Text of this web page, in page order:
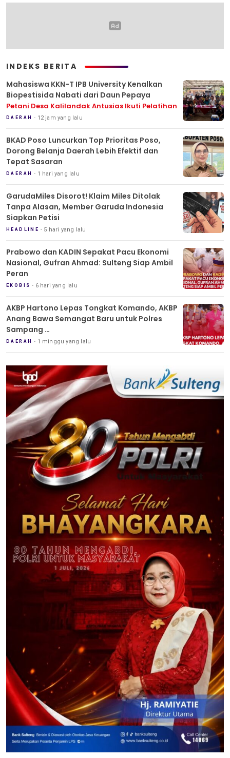
INDEKS BERITA
Mahasiswa KKN-T IPB University Kenalkan
Biopestisida Nabati dari Daun Pepaya
Petani Desa Kalilandak Antusias Ikuti Pelatihan
DAERAH 12 jam yang lalu
BKAD Poso Luncurkan Top Prioritas Poso,
Dorong Belanja Daerah Lebih Efektif dan
Tepat Sasaran
DAERAH 1 hari yang lalu
GarudaMiles Disorot! Klaim Miles Ditolak
Tanpa Alasan, Member Garuda Indonesia
Siapkan Petisi
HEADLINE 5 hari yang lalu
Prabowo dan KADIN Sepakat Pacu Ekonomi
Nasional, Gufran Ahmad: Sulteng Siap Ambil
Peran
EKOBIS 6 hari yang lalu
AKBP Hartono Lepas Tongkat Komando, AKBP
Anang Bawa Semangat Baru untuk Polres
Sampang
Tradisi Pedang Pora Iringi Sertijab Kapolres
Sampang
DAERAH 1 minggu yang lalu